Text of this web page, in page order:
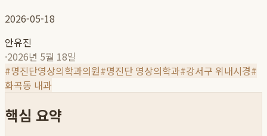
2026-05-18
안유진
·2026년 5월 18일
#명진단영상의학과의원#명진단 영상의학과#강서구 위내시경#
화곡동 내과
핵심 요약